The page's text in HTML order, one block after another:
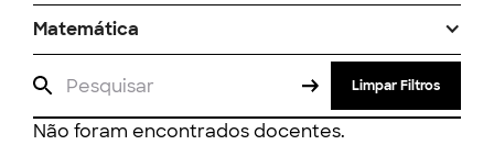
Matemática
Limpar Filtros
Não foram encontrados docentes.